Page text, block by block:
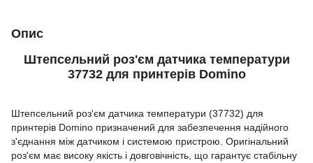
Опис
Штепсельний роз'єм датчика температури
37732 для принтерів Domino
Штепсельний роз'єм датчика температури (37732) для
принтерів Domino призначений для забезпечення надійного
з'єднання між датчиком і системою пристрою. Оригінальний
роз'єм має високу якість і довговічність, що гарантує стабільну